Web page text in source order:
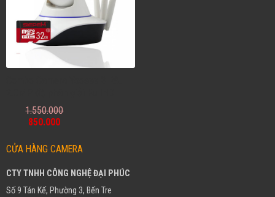
1.550.000
850.000
CỬA HÀNG CAMERA
CTY TNHH CÔNG NGHỆ ĐẠI PHÚC
Số 9 Tán Kế, Phường 3, Bến Tre